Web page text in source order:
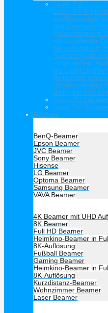
Laser TV
Laser-TV
großformatige,
und Diashows
Präsentationen.
mit exzellenter
Sie sich darauf,
Gemütlichkeit
zu genießen.
die Laser
Beliebtheit
Ultrakurzdistanz
Bilder bis 120
Laser-TV
Laser TV
Beamer
BenQ-Beamer
Epson Beamer
JVC Beamer
Sony Beamer
Hisense
LG Beamer
Optoma Beamer
Samsung Beamer
VAVA Beamer
4K Beamer mit UHD
8K Beamer
Full HD Beamer
Heimkino-Beamer in
8K-Auflösung
Fußball Beamer
Gaming Beamer
Heimkino-Beamer in
8K-Auflösung
Kurzdistanz-Beamer
Wohnzimmer Beamer
Laser Beamer